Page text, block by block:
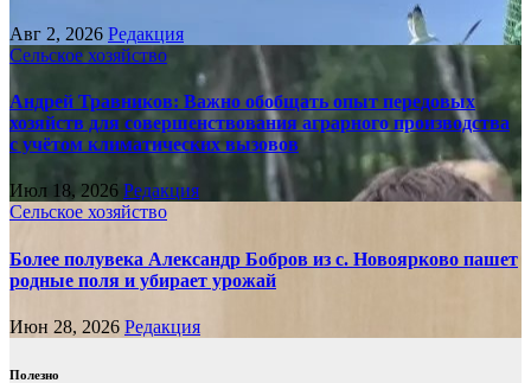
Авг 2, 2026 Редакция
Сельское хозяйство
Андрей Травников: Важно обобщать опыт передовых
хозяйств для совершенствования аграрного производства
с учётом климатических вызовов
Июл 18, 2026 Редакция
Сельское хозяйство
Более полувека Александр Бобров из с. Новоярково пашет
родные поля и убирает урожай
Июн 28, 2026 Редакция
Полезно